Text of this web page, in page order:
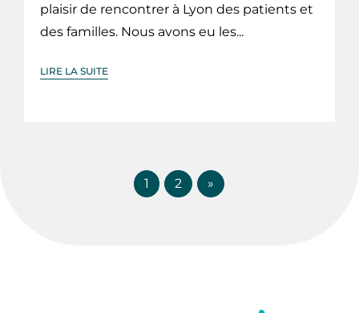
plaisir de rencontrer à Lyon des patients et
des familles. Nous avons eu les...
LIRE LA SUITE
1 2 »